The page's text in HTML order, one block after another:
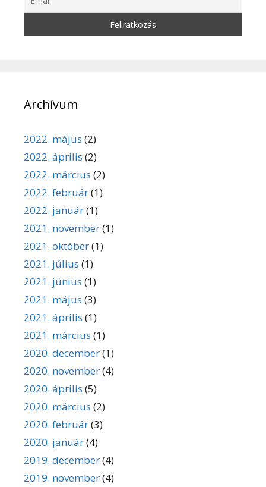
Archívum
2022. május (2)
2022. április (2)
2022. március (2)
2022. február(1)
2022. január(1)
2021. november(1)
2021. október(1)
2021. július (1)
2021. június (1)
2021. május (3)
2021. április (1)
2021. március (1)
2020. december(1)
2020. november(4)
2020. április (5)
2020. március (2)
2020. február(3)
2020. január(4)
2019. december(4)
2019. november(4)